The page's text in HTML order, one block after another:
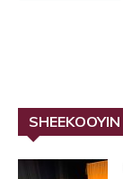
SHEEKOOYIN